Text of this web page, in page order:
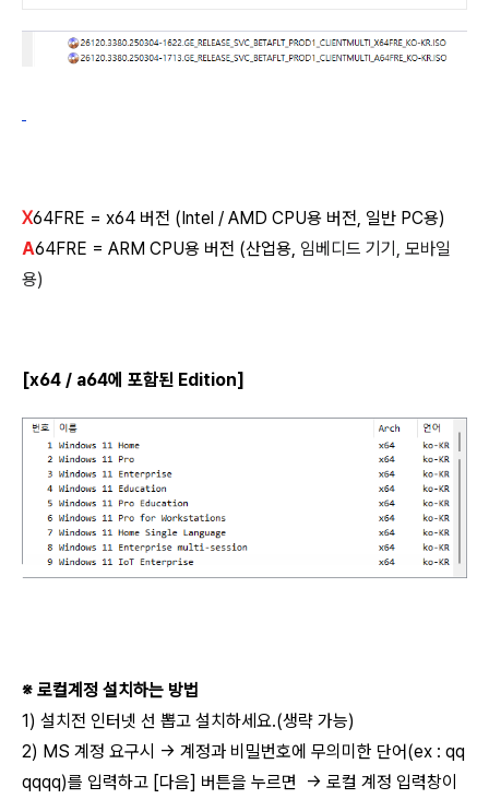
X64FRE = x64 버전 (Intel / AMD CPU용 버전, 일반 PC용)
A64FRE = ARM CPU용 버전 (산업용, 임베디드 기기, 모바일
용)
[x64 / a64에 포함된 Edition]
※ 로컬계정 설치하는 방법
1) 설치전 인터넷 선 뽑고 설치하세요.(생략 가능)
2) MS 계정 요구시 → 계정과 비밀번호에 무의미한 단어(ex : qq
qqqq)를 입력하고 [다음] 버튼을 누르면 → 로컬 계정 입력창이